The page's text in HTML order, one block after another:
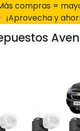
compras =
¡Aprovecha y